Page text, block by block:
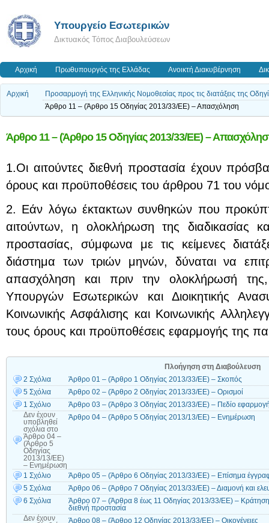
Υπουργείο Εσωτερικών
Δικτυακός Τόπος Διαβουλεύσεων
Αρχική Πρωθυπουργός της Ελλάδας Ανοικτή Διακυβέρνηση
Αρχική
Προσαρμογή της Ελληνικής Νομοθεσίας προς τις διατάξεις της
Άρθρο 11 – (Άρθρο 15 Οδηγίας 2013/33/ΕΕ) – Απασχόληση
Άρθρο 11 – (Άρθρο 15 Οδηγίας 2013/33/ΕΕ) –
1.Οι αιτούντες διεθνή προστασία έχουν
όρους και προϋποθέσεις του άρθρου 71 του
2. Εάν λόγω έκτακτων συνθηκών που
αιτούντων, η ολοκλήρωση της διαδικασίας
προστασίας, σύμφωνα με τις κείμενες
διάστημα των τριών μηνών, δύναται να
απασχόληση και πριν την ολοκλήρωσή
Υπουργών Εσωτερικών και Διοικητικής
Κοινωνικής Ασφάλισης και Κοινωνικής
τους όρους και προϋποθέσεις εφαρμογής της
Πλοήγηση στη Διαβούλευση
2 Σχόλια
Άρθρο 01 – (Άρθρο 1 Οδηγίας 2013/33/ΕΕ) – Σκοπός
5 Σχόλια
Άρθρο 02 – (Άρθρο 2 Οδηγίας 2013/33/ΕΕ) – Ορισμοί
1 Σχόλιο
Άρθρο 03 – (Άρθρο 3 Οδηγίας 2013/33/ΕΕ) – Πεδίο
Δεν έχουν
υποβληθεί
σχόλια στο
Άρθρο 04 –
(Άρθρο 5
Οδηγίας
2013/13/ΕΕ)
– Ενημέρωση
Άρθρο 04 – (Άρθρο 5 Οδηγίας 2013/13/ΕΕ) – Ενημέρωση
1 Σχόλιο
Άρθρο 05 – (Άρθρο 6 Οδηγίας 2013/33/ΕΕ) – Επίσημα
5 Σχόλια
Άρθρο 06 – (Άρθρο 7 Οδηγίας 2013/33/ΕΕ) – Διαμονή και
6 Σχόλια
Άρθρο 07 – (Άρθρα 8 έως 11 Οδηγίας 2013/33/ΕE) – Κράτηση
διεθνή προστασία
Δεν έχουν
Άρθρο 08 – (Άρθρο 12 Οδηγίας 2013/33/ΕE) – Οικογένειες